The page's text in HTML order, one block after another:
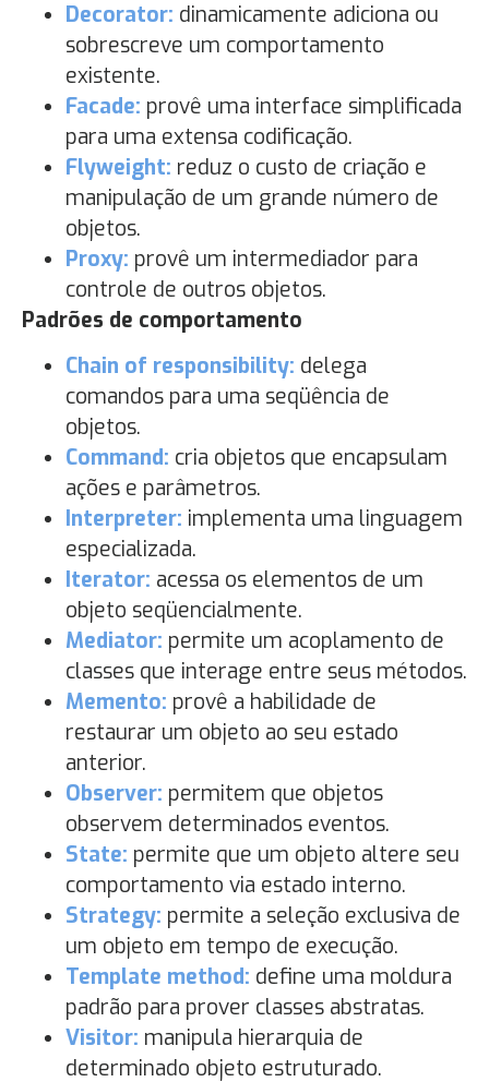
Decorator: dinamicamente adiciona ou
sobrescreve um comportamento
existente.
Facade: provê uma interface simplificada
para uma extensa codificação.
Flyweight: reduz o custo de criação e
manipulação de um grande número de
objetos.
Proxy: provê um intermediador para
controle de outros objetos.
Padrões de comportamento
Chain of responsibility: delega
comandos para uma seqüência de
objetos.
Command: cria objetos que encapsulam
ações e parâmetros.
Interpreter: implementa uma linguagem
especializada.
Iterator: acessa os elementos de um
objeto seqüencialmente.
Mediator: permite um acoplamento de
classes que interage entre seus métodos.
Memento: provê a habilidade de
restaurar um objeto ao seu estado
anterior.
Observer: permitem que objetos
observem determinados eventos.
State: permite que um objeto altere seu
comportamento via estado interno.
Strategy: permite a seleção exclusiva de
um objeto em tempo de execução.
Template method: define uma moldura
padrão para prover classes abstratas.
Visitor: manipula hierarquia de
determinado objeto estruturado.